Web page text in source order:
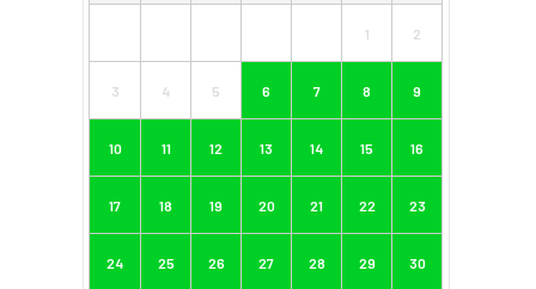
1 2
3 4 5 6 7 8 9
10 11 12 13 14 15 16
17 18 19 20 21 22 23
24 25 26 27 28 29 30